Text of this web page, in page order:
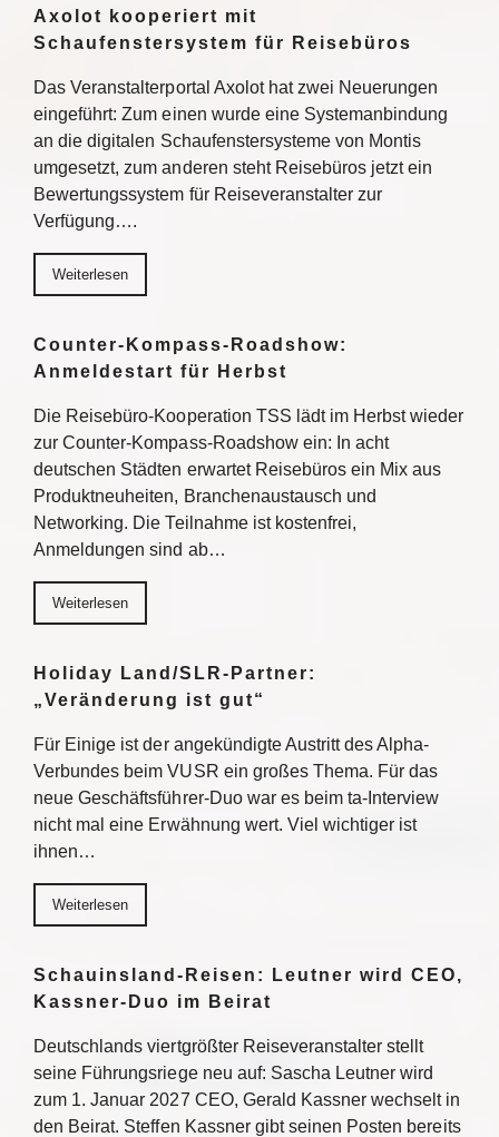
Axolot kooperiert mit
Schaufenstersystem für Reisebüros
Das Veranstalterportal Axolot hat zwei Neuerungen
eingeführt: Zum einen wurde eine Systemanbindung
an die digitalen Schaufenstersysteme von Montis
umgesetzt, zum anderen steht Reisebüros jetzt ein
Bewertungssystem für Reiseveranstalter zur
Verfügung….
Weiterlesen
Counter-Kompass-Roadshow:
Anmeldestart für Herbst
Die Reisebüro-Kooperation TSS lädt im Herbst wieder
zur Counter-Kompass-Roadshow ein: In acht
deutschen Städten erwartet Reisebüros ein Mix aus
Produktneuheiten, Branchenaustausch und
Networking. Die Teilnahme ist kostenfrei,
Anmeldungen sind ab…
Weiterlesen
Holiday Land/SLR-Partner:
„Veränderung ist gut“
Für Einige ist der angekündigte Austritt des Alpha-
Verbundes beim VUSR ein großes Thema. Für das
neue Geschäftsführer-Duo war es beim ta-Interview
nicht mal eine Erwähnung wert. Viel wichtiger ist
ihnen…
Weiterlesen
Schauinsland-Reisen: Leutner wird CEO,
Kassner-Duo im Beirat
Deutschlands viertgrößter Reiseveranstalter stellt
seine Führungsriege neu auf: Sascha Leutner wird
zum 1. Januar 2027 CEO, Gerald Kassner wechselt in
den Beirat. Steffen Kassner gibt seinen Posten bereits